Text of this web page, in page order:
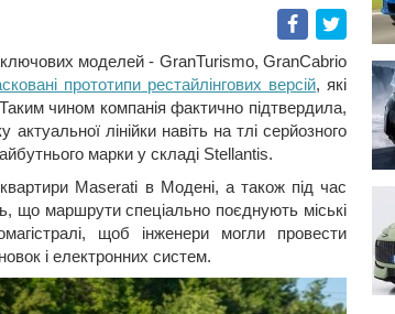
FacebookTwitter
моделей - GranTurismo, GranCabrio
прототипи рестайлінгових версій, які
чином компанія фактично підтвердила,
лінійки навіть на тлі серйозного
марки у складі Stellantis.
Maserati в Модені, а також під час
що маршрути спеціально поєднують міські
щоб інженери могли провести
і електронних систем.